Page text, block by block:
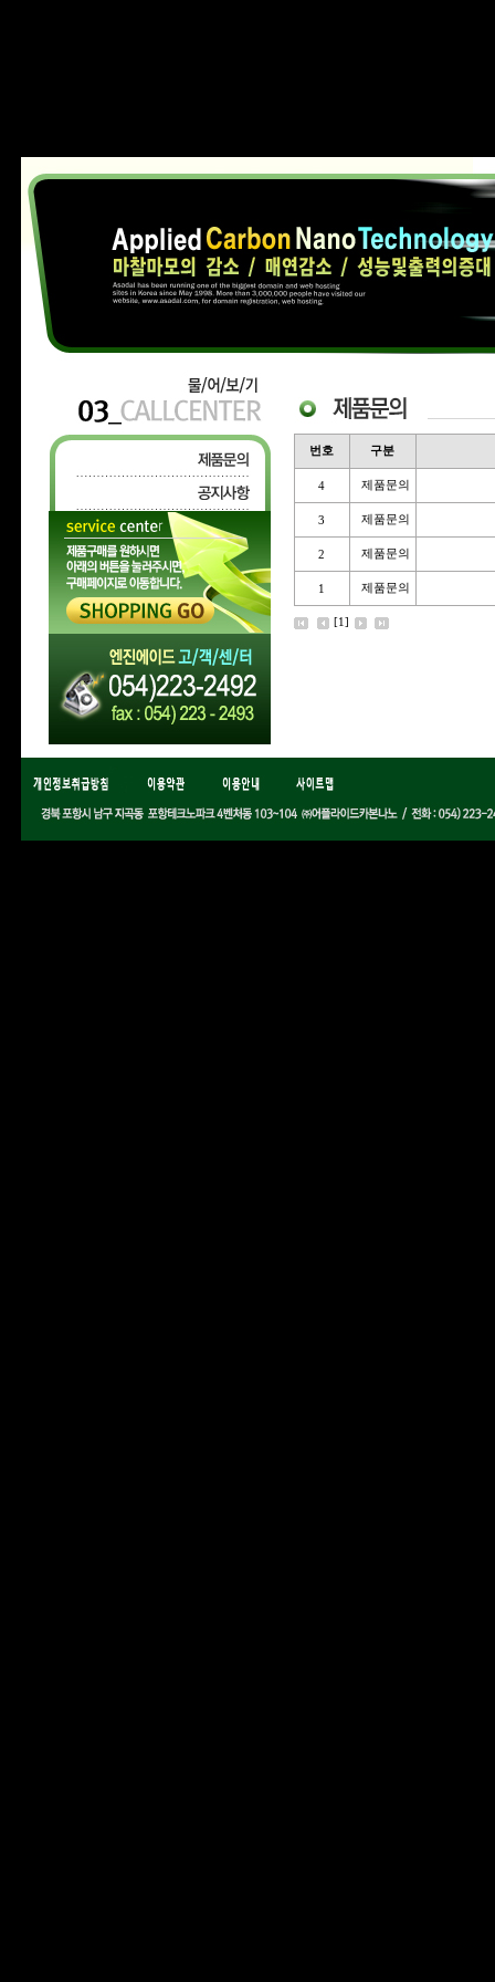
번호 구분
4 제품문의
3 제품문의
2 제품문의
1 제품문의
[1]